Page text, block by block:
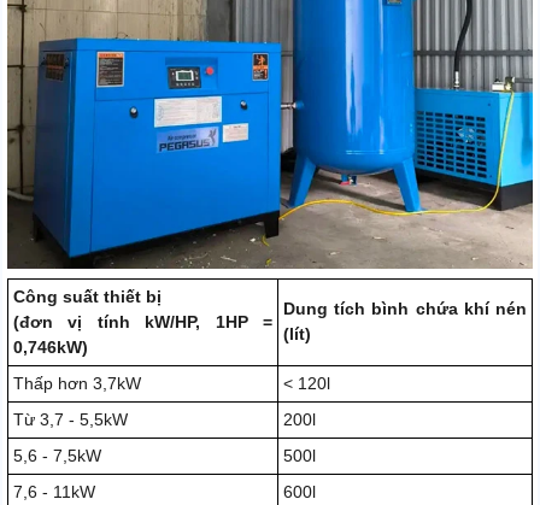
Công suất thiết bị
(đơn vị tính kW/HP, 1HP =
0,746kW)
Dung tích bình chứa khí nén
(lít)
Thấp hơn 3,7kW
< 120l
Từ 3,7 - 5,5kW
200l
5,6 - 7,5kW
500l
7,6 - 11kW
600l